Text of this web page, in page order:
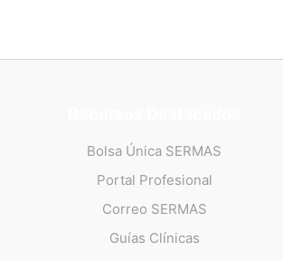
Bolsa Única SERMAS
Portal Profesional
Correo SERMAS
Guías Clínicas